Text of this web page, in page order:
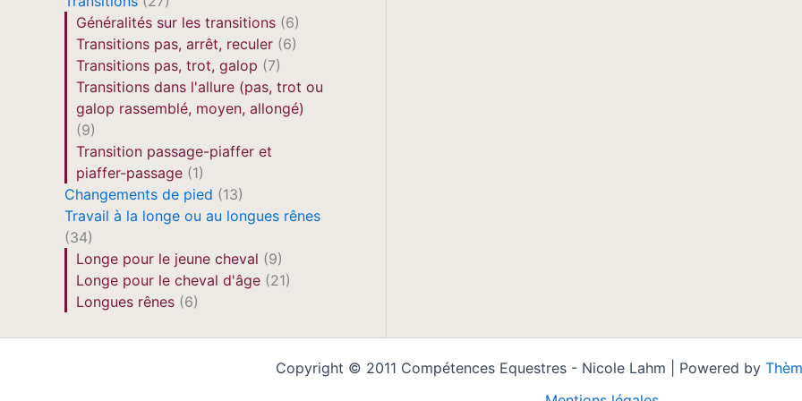
Généralités sur les transitions (6)
Transitions pas, arrêt, reculer (6)
Transitions pas, trot, galop (7)
Transitions dans l'allure (pas, trot ou
galop rassemblé, moyen, allongé)
(9)
Transition passage-piaffer et
piaffer-passage (1)
Changements de pied (13)
Travail à la longe ou au longues rênes
(34)
Longe pour le jeune cheval (9)
Longe pour le cheval d'âge (21)
Longues rênes (6)
Copyright © 2011 Compétences Equestres - Nicole Lahm | Powered by